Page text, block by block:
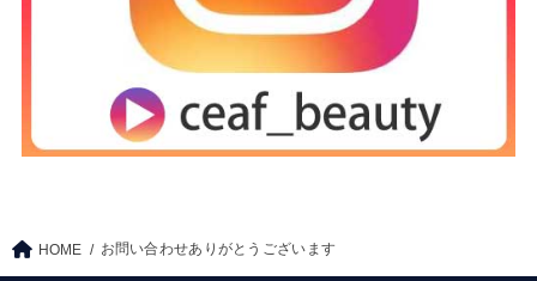
HOME お問い合わせありがとうございます